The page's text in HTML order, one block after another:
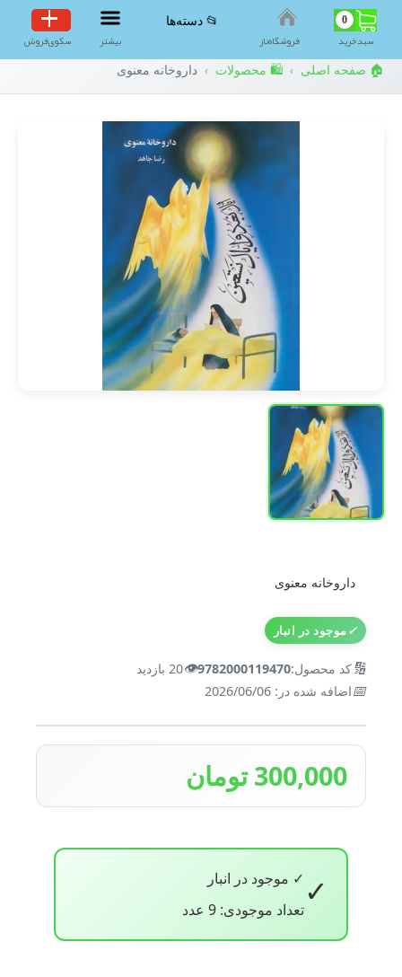
0
سبد‌خرید فروشگاه‌ناز
📂 دسته‌ها
بیشتر سکوی‌فروش
🏠 صفحه اصلی › 🛍️ محصولات › داروخانه معنوی
داروخانه معنوی
✓موجود در انبار
🔢کد محصول:9782000119470
👁️20 بازدید
📅اضافه شده در: 2026/06/06
300,000 تومان
✓ ✓ موجود در انبار
تعداد موجودی: 9 عدد